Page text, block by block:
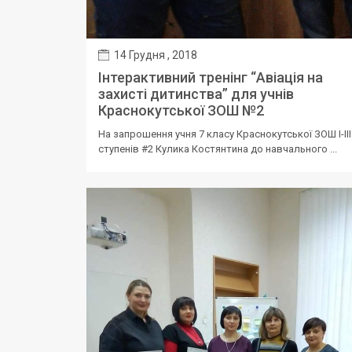
14 Грудня , 2018
Інтерактивний тренінг “Авіація на
захисті дитинства” для учнів
Краснокутської ЗОШ №2
На запрошення учня 7 класу Краснокутської ЗОШ І-ІІІ
ступенів #2 Кулика Костянтина до навчального ...